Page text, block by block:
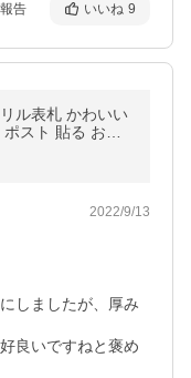
告 いいね 9
ル表札 かわいい
スト 貼る おし
屋外 軽量
2022/9/13
しましたが、厚み
良いですねと褒め